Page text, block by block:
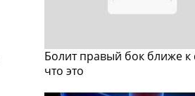
Болит правый бок ближе к
что это